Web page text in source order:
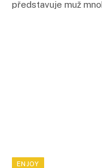
představuje muž
ENJOY